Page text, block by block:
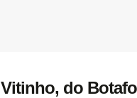
Vitinho, do